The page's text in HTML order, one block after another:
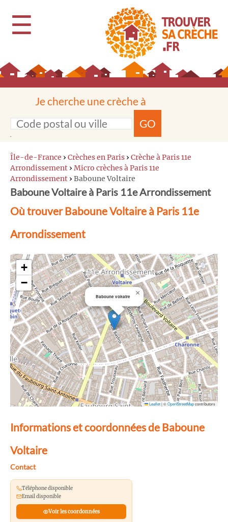
☰
Je cherche une crèche à
GO
Île-de-France › Crèches en Paris › Crèche à Paris 11e
Arrondissement › Micro crèches à Paris 11e
Arrondissement › Baboune Voltaire
Baboune Voltaire à Paris 11e Arrondissement
Où trouver Baboune Voltaire à Paris 11e
Arrondissement
Baboune voltaire ×
+
−
Leaflet|©OpenStreetMapcontributors
Informations et coordonnées de Baboune
Voltaire
Contact
Téléphone disponible
Email disponible
Voir les coordonnées